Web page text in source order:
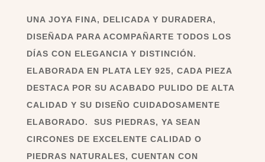
UNA JOYA FINA, DELICADA Y DURADERA,
DISEÑADA PARA ACOMPAÑARTE TODOS LOS
DÍAS CON ELEGANCIA Y DISTINCIÓN.
ELABORADA EN PLATA LEY 925, CADA PIEZA
DESTACA POR SU ACABADO PULIDO DE ALTA
CALIDAD Y SU DISEÑO CUIDADOSAMENTE
ELABORADO. SUS PIEDRAS, YA SEAN
CIRCONES DE EXCELENTE CALIDAD O
PIEDRAS NATURALES, CUENTAN CON